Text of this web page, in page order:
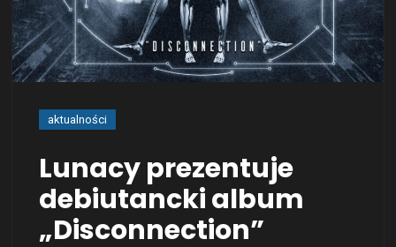
aktualności
Lunacy prezentuje
debiutancki album
„Disconnection”